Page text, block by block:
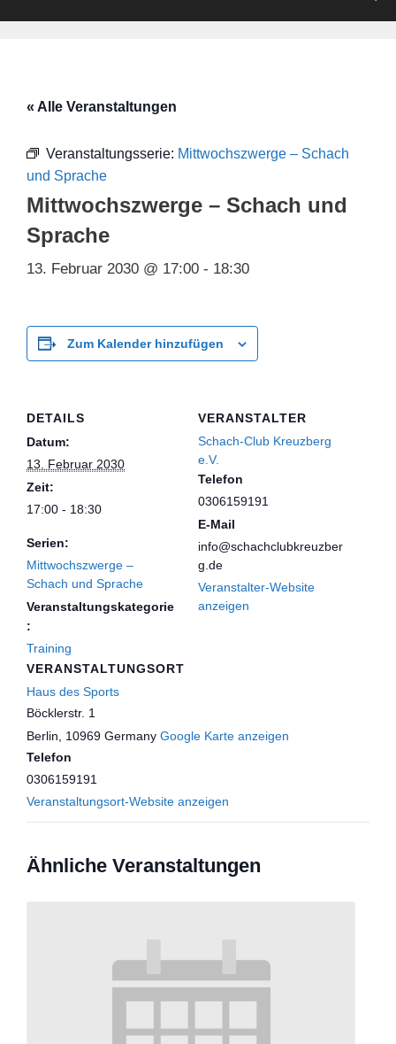
« Alle Veranstaltungen
Veranstaltungsserie: Mittwochszwerge – Schach
und Sprache
Mittwochszwerge – Schach und
Sprache
13. Februar 2030 @ 17:00 - 18:30
Zum Kalender hinzufügen
DETAILS
Datum:
13. Februar 2030
Zeit:
17:00 - 18:30
Serien:
Mittwochszwerge –
Schach und Sprache
Veranstaltungskategorie
:
Training
VERANSTALTUNGSORT
Haus des Sports
Böcklerstr. 1
Berlin
10969 Germany Google Karte anzeigen
Telefon
0306159191
Veranstaltungsort-Website anzeigen
VERANSTALTER
Schach-Club Kreuzberg
e.V.
Telefon
0306159191
E-Mail
info@schachclubkreuzber
g.de
Veranstalter-Website
anzeigen
Ähnliche Veranstaltungen